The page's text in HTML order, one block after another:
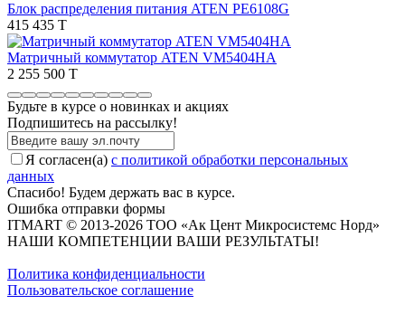
Блок распределения питания ATEN PE6108G
415 435 T
Матричный коммутатор ATEN VM5404HA
2 255 500 T
Будьте в курсе о новинках и акциях
Подпишитесь на рассылкy!
Я согласен(a) с политикой обработки персональных
данных
Спасибо! Будем держать вас в курсе.
Ошибка отправки формы
ITMART © 2013-2026 ТОО «Ак Цент Микросистемс Норд»
НАШИ КОМПЕТЕНЦИИ ВАШИ РЕЗУЛЬТАТЫ!
Политика конфиденциальности
Пользовательское соглашение